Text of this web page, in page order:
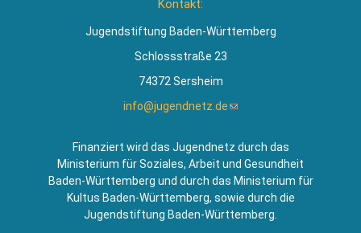
Kontakt:
Jugendstiftung Baden-Württemberg
Schlossstraße 23
74372 Sersheim
info@jugendnetz.de(Link
Mail)
Finanziert wird das Jugendnetz durch das
Ministerium für Soziales, Arbeit und Gesundheit
Baden-Württemberg und durch das Ministerium für
Kultus Baden-Württemberg, sowie durch die
Jugendstiftung Baden-Württemberg.